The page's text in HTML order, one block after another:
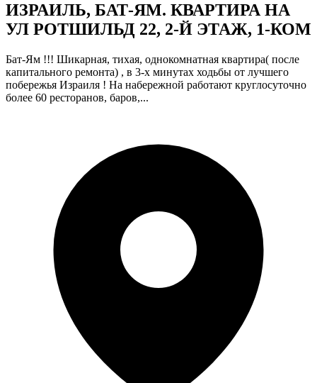
ИЗРАИЛЬ, БАТ-ЯМ. КВАРТИРА НА
УЛ РОТШИЛЬД 22, 2-Й ЭТАЖ, 1-КОМ
Бат-Ям !!! Шикарная, тихая, однокомнатная квартира( после
капитального ремонта) , в 3-х минутах ходьбы от лучшего
побережья Израиля ! На набережной работают круглосуточно
более 60 ресторанов, баров,...